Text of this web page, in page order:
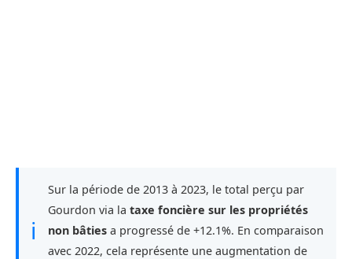
ℹ
Sur la période de 2013 à 2023, le total perçu par
Gourdon via la taxe foncière sur les propriétés
non bâties a progressé de +12.1%. En comparaison
avec 2022, cela représente une augmentation de